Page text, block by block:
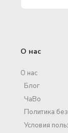
О нас
О нас
Блог
ЧаВо
Политика
Условия